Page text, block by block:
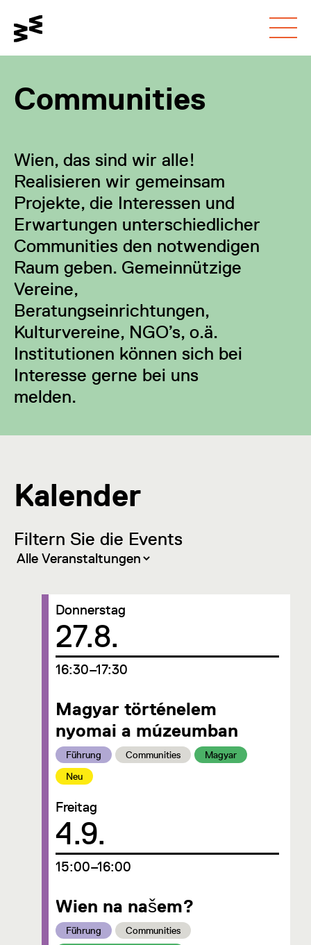
Communities
Wien, das sind wir alle!
Realisieren wir gemeinsam
Projekte, die Interessen und
Erwartungen unterschiedlicher
Communities den notwendigen
Raum geben. Gemeinnützige
Vereine,
Beratungseinrichtungen,
Kulturvereine, NGO’s, o.ä.
Institutionen können sich bei
Interesse gerne bei uns
melden.
Kalender
Filtern Sie die Events
Magyar történelem
nyomai a múzeumban
Kategorie:
Führung Kategorie:
Communities Kategorie:
Magyar
Kategorie:
Neu
Donnerstag
Datum
27.8.
um
16:30–17:30
Wien na našem?
Kategorie:
Führung Kategorie:
Communities
Freitag
Datum
4.9.
um
15:00–16:00